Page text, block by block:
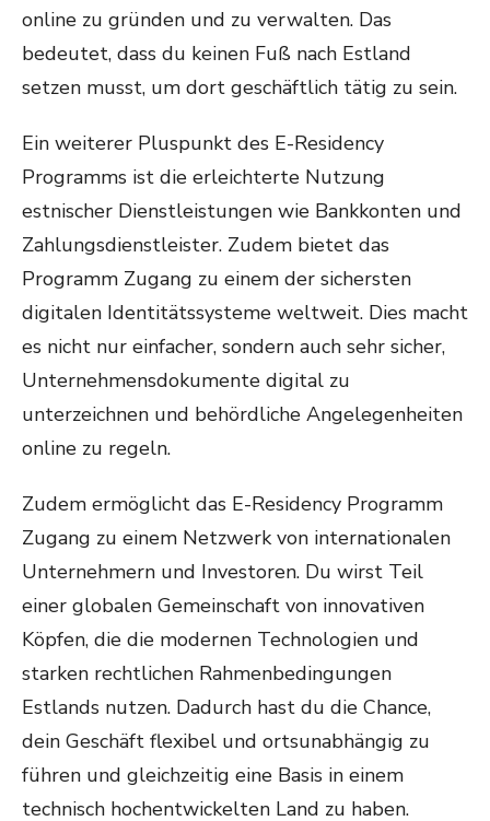
online zu gründen und zu verwalten. Das
bedeutet, dass du keinen Fuß nach Estland
setzen musst, um dort geschäftlich tätig zu sein.
Ein weiterer Pluspunkt des E-Residency
Programms ist die erleichterte Nutzung
estnischer Dienstleistungen wie Bankkonten und
Zahlungsdienstleister. Zudem bietet das
Programm Zugang zu einem der sichersten
digitalen Identitätssysteme weltweit. Dies macht
es nicht nur einfacher, sondern auch sehr sicher,
Unternehmensdokumente digital zu
unterzeichnen und behördliche Angelegenheiten
online zu regeln.
Zudem ermöglicht das E-Residency Programm
Zugang zu einem Netzwerk von internationalen
Unternehmern und Investoren. Du wirst Teil
einer globalen Gemeinschaft von innovativen
Köpfen, die die modernen Technologien und
starken rechtlichen Rahmenbedingungen
Estlands nutzen. Dadurch hast du die Chance,
dein Geschäft flexibel und ortsunabhängig zu
führen und gleichzeitig eine Basis in einem
technisch hochentwickelten Land zu haben.